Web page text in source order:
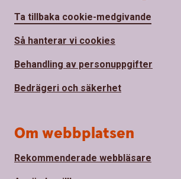
Ta tillbaka cookie-medgivande
Så hanterar vi cookies
Behandling av personuppgifter
Bedrägeri och säkerhet
Om webbplatsen
Rekommenderade webbläsare